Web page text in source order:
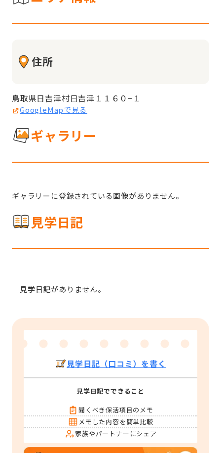
住所
鳥取県日吉津村日吉津１１６０−１
GoogleMapで見る
ギャラリー
ギャラリーに登録されている画像がありません。
見学日記
見学日記がありません。
見学日記（口コミ）を書く
見学日記でできること
聞くべき保活項目のメモ
メモした内容を簡単比較
家族やパートナーにシェア